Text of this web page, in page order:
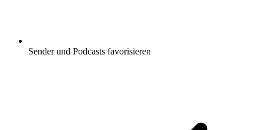
Sender und Podcasts favorisieren